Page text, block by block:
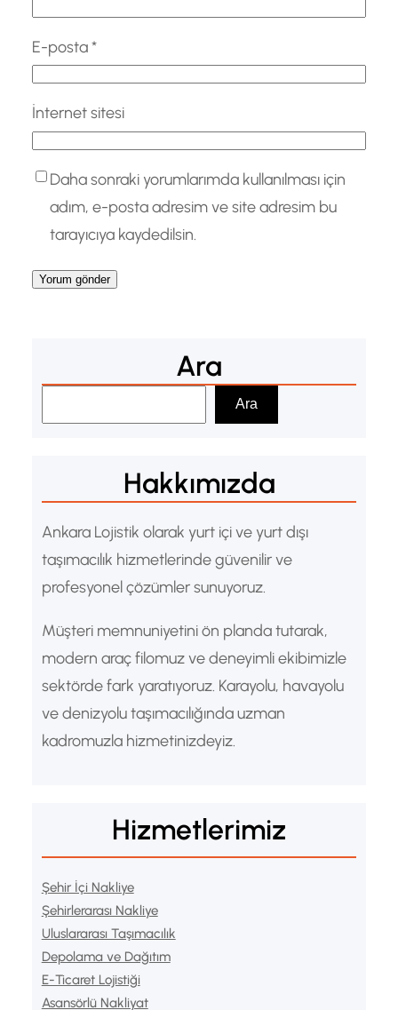
E-posta*
İnternet sitesi
Daha sonraki yorumlarımda kullanılması için
adım, e-posta adresim ve site adresim bu
tarayıcıya kaydedilsin.
Ara
r
Ara
Hakkımızda
Ankara Lojistik olarak yurt içi ve yurt dışı
taşımacılık hizmetlerinde güvenilir ve
profesyonel çözümler sunuyoruz.
Müşteri memnuniyetini ön planda tutarak,
modern araç filomuz ve deneyimli ekibimizle
sektörde fark yaratıyoruz. Karayolu, havayolu
ve denizyolu taşımacılığında uzman
kadromuzla hizmetinizdeyiz.
Hizmetlerimiz
Şehir İçi Nakliye
Şehirlerarası Nakliye
Uluslararası Taşımacılık
Depolama ve Dağıtım
E-Ticaret Lojistiği
Asansörlü Nakliyat